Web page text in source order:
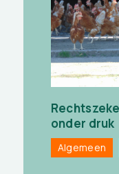
onder druk
Algemeen